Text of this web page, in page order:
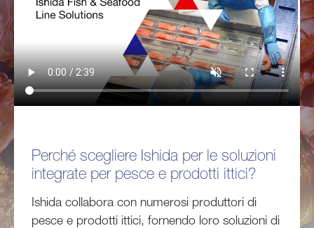
Perché scegliere Ishida per le soluzioni
integrate per pesce e prodotti ittici?
Ishida collabora con numerosi produttori di
pesce e prodotti ittici, fornendo loro soluzioni di